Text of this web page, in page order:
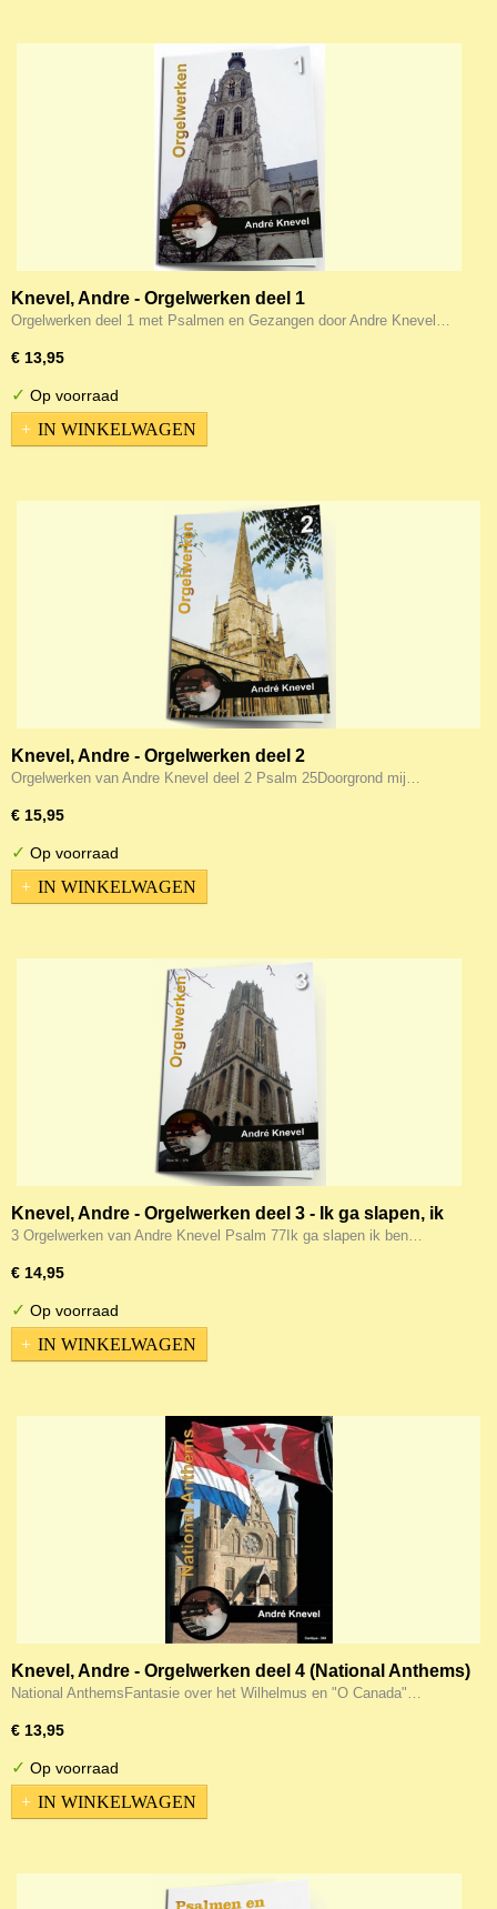
Knevel, Andre - Orgelwerken deel 1
Orgelwerken deel 1 met Psalmen en Gezangen door Andre Knevel…
€ 13,95
✓ Op voorraad
IN WINKELWAGEN
Knevel, Andre - Orgelwerken deel 2
Orgelwerken van Andre Knevel deel 2 Psalm 25Doorgrond mij…
€ 15,95
✓ Op voorraad
IN WINKELWAGEN
Knevel, Andre - Orgelwerken deel 3 - Ik ga slapen, ik
ben moe e.a.
3 Orgelwerken van Andre Knevel Psalm 77Ik ga slapen ik ben…
€ 14,95
✓ Op voorraad
IN WINKELWAGEN
Knevel, Andre - Orgelwerken deel 4 (National Anthems)
National AnthemsFantasie over het Wilhelmus en "O Canada"…
€ 13,95
✓ Op voorraad
IN WINKELWAGEN